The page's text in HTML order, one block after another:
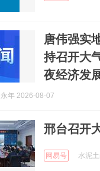
唐伟强实
持召开大
夜经济发
年 2026-08-07
邢台召开
网易号 水泥